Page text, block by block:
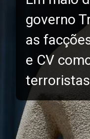
governo
as
e CV